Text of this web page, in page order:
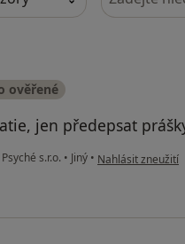
ověřené
jen předepsat
Psyché s.r.o. • Jiný • podle názoru
Nahlásit zneužití